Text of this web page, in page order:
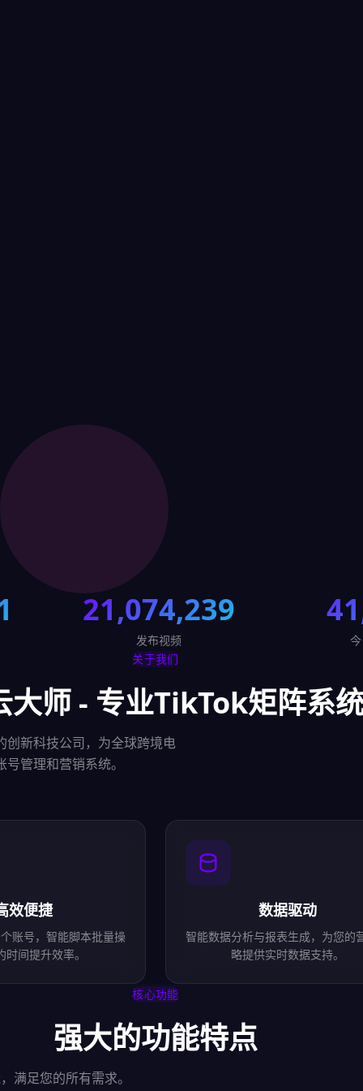
21,074,239
发布视频
关于我们
大师 - 专业TikTok矩阵系
新科技公司，为全球跨境电
管理和营销系统。
效便捷
账号，智能脚本批量操
时间提升效率。
数据驱动
智能数据分析与报表生成，为您的
略提供实时数据支持。
核心功能
强大的功能特点
满足您的所有需求。